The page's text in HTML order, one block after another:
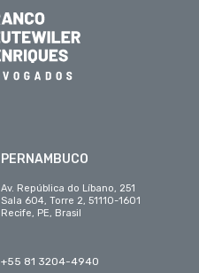
PERNAMBUCO
Av. República do Líbano, 251
Sala 604, Torre 2, 51110-1601
Recife, PE, Brasil
+55 81 3204-4940